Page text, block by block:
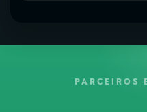
PARCEIROS